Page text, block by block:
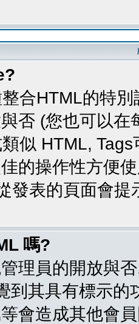
合HTML的特
否 (您也可以
似 HTML,
的操作性方便
發表的頁面會提
嗎?
理員的開放與
到其具有標示
會造成其他會